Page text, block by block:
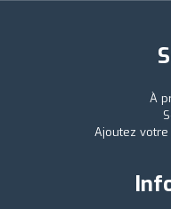
À
Ajoutez